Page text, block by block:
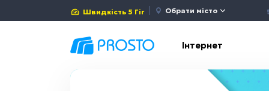
Швидкість 5 Гіг Обрати місто
Інтернет